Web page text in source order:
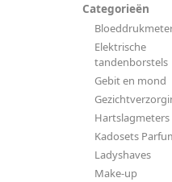
Categorieën
Elektrische
tandenborstels
Gebit en mond
Hartslagmeters
Kadosets
Ladyshaves
Make-up